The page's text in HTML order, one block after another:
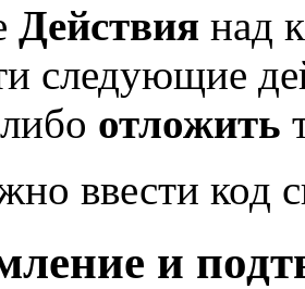
Действия над
следующие
отложить
ввести код
и